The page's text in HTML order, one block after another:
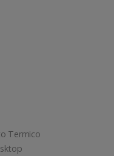
Termico